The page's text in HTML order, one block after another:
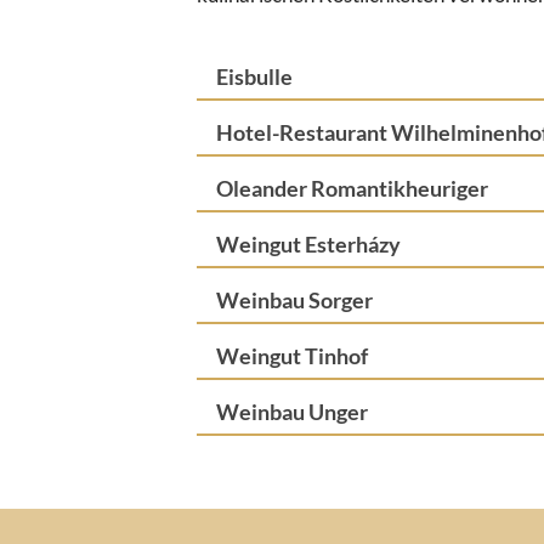
Eisbulle
Hotel-Restaurant
Oleander Romantikheuriger
Weingut Esterházy
Weinbau Sorger
Weingut Tinhof
Weinbau Unger